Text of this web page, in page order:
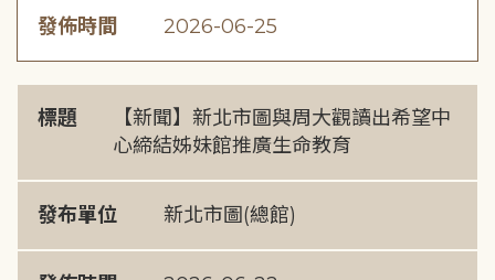
發佈時間 2026-06-25
標題
【新聞】新北市圖與周大觀讀出希望中
心締結姊妹館推廣生命教育
發布單位 新北市圖(總館)